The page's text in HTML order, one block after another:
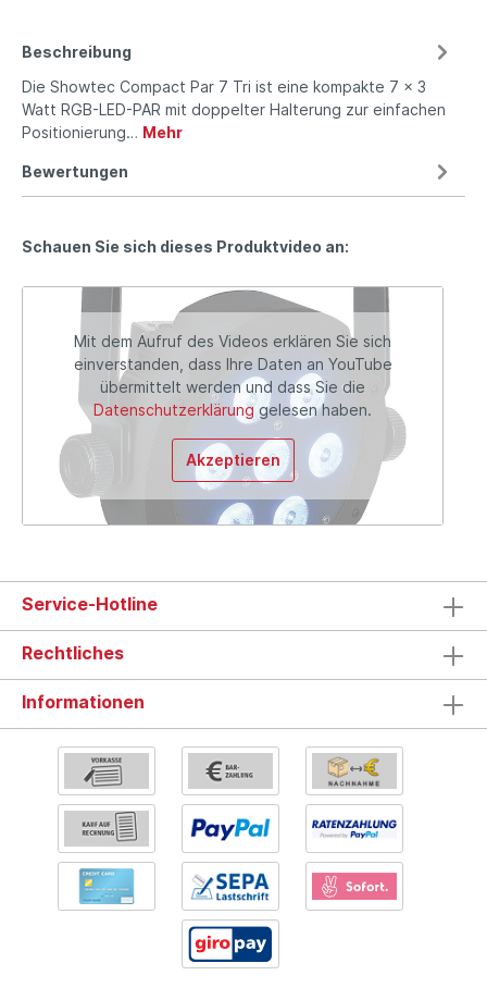
Beschreibung
Die Showtec Compact Par 7 Tri ist eine kompakte 7 x 3
Watt RGB-LED-PAR mit doppelter Halterung zur einfachen
Positionierung… Mehr
Bewertungen
Schauen Sie sich dieses Produktvideo an:
Mit dem Aufruf des Videos erklären Sie sich
einverstanden, dass Ihre Daten an YouTube
übermittelt werden und dass Sie die
Datenschutzerklärung gelesen haben.
Akzeptieren
Service-Hotline
Rechtliches
Informationen